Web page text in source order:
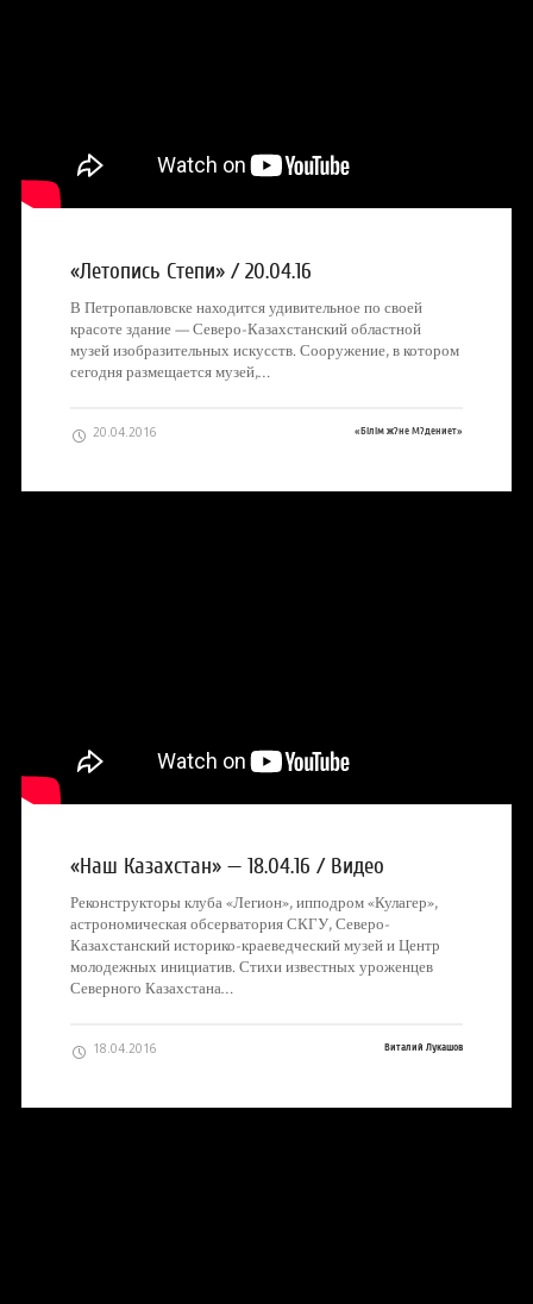
«Летопись Степи» / 20.04.16
В Петропавловске находится удивительное по своей
красоте здание — Северо-Казахстанский областной
музей изобразительных искусств. Сооружение, в котором
сегодня размещается музей,…
20.04.2016 «Білім ж?не М?дениет»
«Наш Казахстан» — 18.04.16 / Видео
Реконструкторы клуба «Легион», ипподром «Кулагер»,
астрономическая обсерватория СКГУ, Северо-
Казахстанский историко-краеведческий музей и Центр
молодежных инициатив. Стихи известных уроженцев
Северного Казахстана…
18.04.2016 Виталий Лукашов